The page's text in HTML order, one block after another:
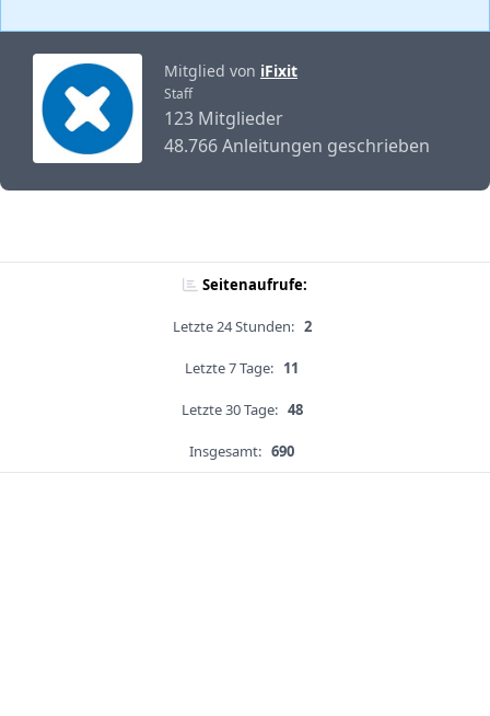
Mitglied von iFixit
Staff
123 Mitglieder
48.766 Anleitungen geschrieben
Seitenaufrufe:
Letzte 24 Stunden: 2
Letzte 7 Tage: 11
Letzte 30 Tage: 48
Insgesamt: 690